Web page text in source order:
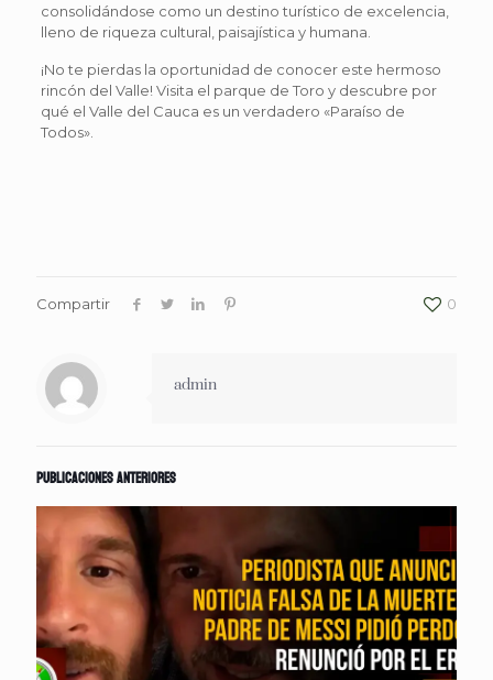
consolidándose como un destino turístico de excelencia,
lleno de riqueza cultural, paisajística y humana.
¡No te pierdas la oportunidad de conocer este hermoso
rincón del Valle! Visita el parque de Toro y descubre por
qué el Valle del Cauca es un verdadero «Paraíso de
Todos».
Compartir 0
admin
Publicaciones anteriores